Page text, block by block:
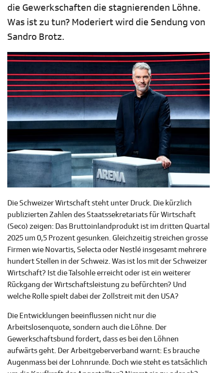
die Gewerkschaften die stagnierenden Löhne.
Was ist zu tun? Moderiert wird die Sendung von
Sandro Brotz.
Die Schweizer Wirtschaft steht unter Druck. Die kürzlich
publizierten Zahlen des Staatssekretariats für Wirtschaft
(Seco) zeigen: Das Bruttoinlandprodukt ist im dritten Quartal
2025 um 0,5 Prozent gesunken. Gleichzeitig streichen grosse
Firmen wie Novartis, Selecta oder Nestlé insgesamt mehrere
hundert Stellen in der Schweiz. Was ist los mit der Schweizer
Wirtschaft? Ist die Talsohle erreicht oder ist ein weiterer
Rückgang der Wirtschaftsleistung zu befürchten? Und
welche Rolle spielt dabei der Zollstreit mit den USA?
Die Entwicklungen beeinflussen nicht nur die
Arbeitslosenquote, sondern auch die Löhne. Der
Gewerkschaftsbund fordert, dass es bei den Löhnen
aufwärts geht. Der Arbeitgeberverband warnt: Es brauche
Augenmass bei der Lohnrunde. Doch wie steht es tatsächlich